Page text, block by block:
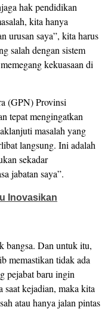
hak pendidikan
kita hanya
urusan saya”, kita harus
salah dengan sistem
kekuasaan di
(GPN) Provinsi
tepat mengingatkan
masalah yang
langsung. Ini adalah
sekadar
jabatan saya”.
Inovasikan
bangsa. Dan untuk itu,
memastikan tidak ada
pejabat baru ingin
saat kejadian, maka kita
atau hanya jalan pintas